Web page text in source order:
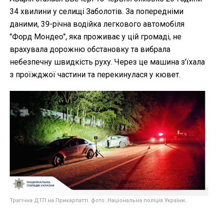
34 хвилини у селищі Заболотів. За попередніми
даними, 39-річна водійка легкового автомобіля
"Форд Мондео", яка проживає у цій громаді, не
врахувала дорожню обстановку та вибрала
небезпечну швидкість руху. Через це машина з’їхала
з проїжджої частини та перекинулася у кювет.
Трагічна ДТП на Прикарпатті. фото: Національна поліція України.